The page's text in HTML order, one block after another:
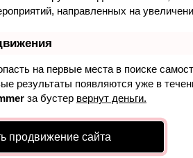
направленных на
на первые места в поиске
результаты появляются уже в
за бустер вернут деньги.
продвижение сайта